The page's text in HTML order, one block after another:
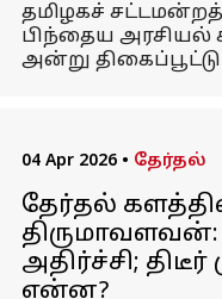
தமிழகச் சட்டமன்றத்
பிந்தைய
அன்று
04 Apr 2026 • தேர்தல்
தேர்தல்
அதிர்ச்சி;
என்ன?